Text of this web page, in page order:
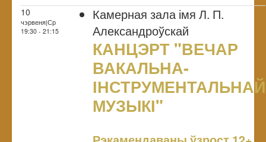
10
чэрвеня|Ср
19:30 - 21:15
Камерная зала імя Л. П.
Александроўскай
КАНЦЭРТ "ВЕЧАР
ВАКАЛЬНА-
ІНСТРУМЕНТАЛЬНАЙ
МУЗЫКІ"